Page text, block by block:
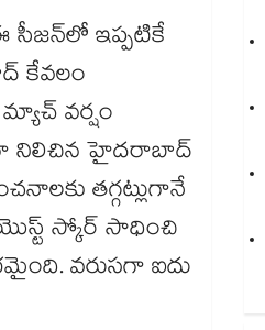
సీజన్‎లో ఇప్పటికే
కేవలం
వర్షం
గా నిలిచిన హైదరాబాద్
తగ్గట్లుగానే
స్కోర్ సాధించి
వరుసగా ఐదు